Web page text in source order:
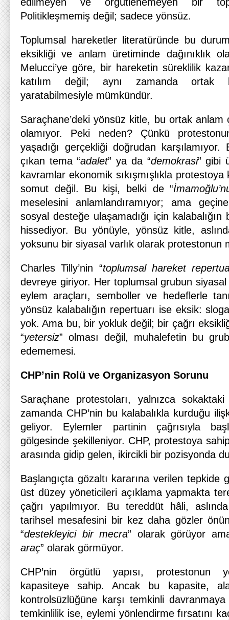
Politikleşmemiş değil; sadece yönsüz.
Toplumsal hareketler literatüründe bu
eksikliği ve anlam üretiminde dağınıklık
Melucci’ye göre, bir hareketin süreklilik
katılım değil; aynı zamanda ortak
yaratabilmesiyle mümkündür.
Saraçhane’deki yönsüz kitle, bu ortak
olamıyor. Peki neden? Çünkü
yaşadığı gerçekliği doğrudan
çıkan tema “adalet” ya da “demokrasi” gibi
kavramlar ekonomik sıkışmışlıkla
somut değil. Bu kişi, belki de “
meselesini anlamlandıramıyor; ama
sosyal desteğe ulaşamadığı için kalabalığın
hissediyor. Bu yönüyle, yönsüz kitle,
yoksunu bir siyasal varlık olarak protestonun
Charles Tilly’nin “toplumsal hareket
devreye giriyor. Her toplumsal grubun
eylem araçları, semboller ve hedeflerle
yönsüz kalabalığın repertuarı ise eksik:
yok. Ama bu, bir yokluk değil; bir çağrı
“yetersiz” olması değil, muhalefetin bu
edememesi.
CHP’nin Rolü ve Organizasyon Sorunu
Saraçhane protestoları, yalnızca sokaktaki
zamanda CHP’nin bu kalabalıkla kurduğu
geliyor. Eylemler partinin çağrısıyla
gölgesinde şekilleniyor. CHP, protestoya
arasında gidip gelen, ikircikli bir pozisyonda
Başlangıçta gözaltı kararına verilen tepkide
üst düzey yöneticileri açıklama yapmakta
çağrı yapılmıyor. Bu tereddüt hâli,
tarihsel mesafesini bir kez daha gözler
“destekleyici bir mecra” olarak görüyor
araç” olarak görmüyor.
CHP’nin örgütlü yapısı, protestonun
kapasiteye sahip. Ancak bu kapasite,
kontrolsüzlüğüne karşı temkinli
temkinlilik ise, eylemi yönlendirme fırsatını